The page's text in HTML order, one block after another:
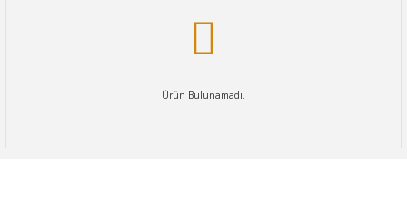
Ürün Bulunamadı.